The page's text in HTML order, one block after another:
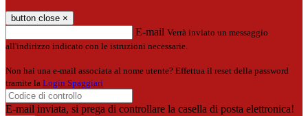
button close ×
E-mail Verrà inviato un messaggio
all'indirizzo indicato con le istruzioni necessarie.
Non hai una e-mail associata al nome utente? Effettua il reset della password
tramite la Login Spaggiari
E-mail inviata, si prega di controllare la casella di posta elettronica!